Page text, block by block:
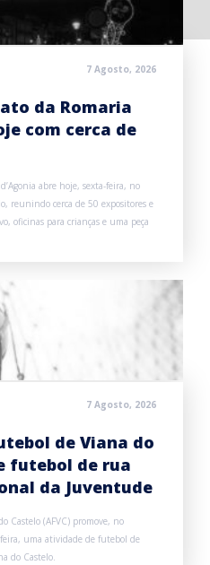
7 Agosto, 2026
da Romaria
com cerca de
abre hoje, sexta-feira, no
reunindo cerca de 50 expositores e
oficinas para crianças e uma peça
7 Agosto, 2026
de Viana do
futebol de rua
da Juventude
Castelo (AFVC) promove, no
uma atividade de futebol de
do Castelo.